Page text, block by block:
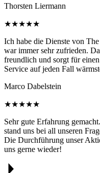
Thorsten Liermann
★★★★★
Ich habe die Dienste von
war immer sehr zufrieden.
freundlich und sorgt für
Service auf jeden Fall
Marco Dabelstein
★★★★★
Sehr gute Erfahrung
stand uns bei all unseren
Die Durchführung unser
uns gerne wieder!